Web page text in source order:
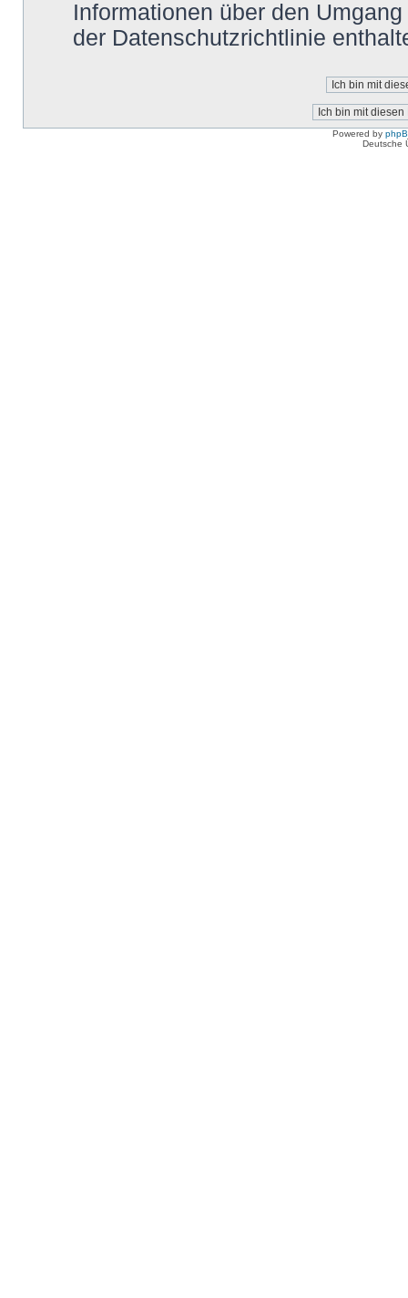
Informationen über den
der Datenschutzrichtlinie
Powered by
Deutsche